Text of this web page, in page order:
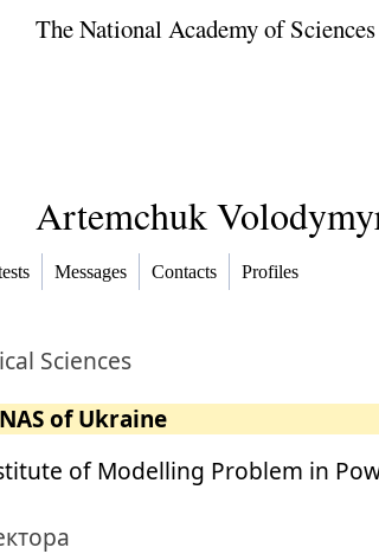
The National Academy of
Artemchuk
Messages Contacts Profiles
Sciences
of Ukraine
of Modelling Problem in